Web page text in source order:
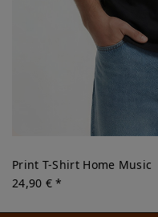
Print T-Shirt Home Music
24,90 € *